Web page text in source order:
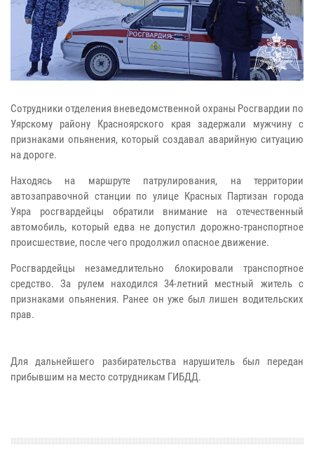
Сотрудники отделения вневедомственной охраны Росгвардии по
Уярскому району Красноярского края задержали мужчину с
признаками опьянения, который создавал аварийную ситуацию
на дороге.
Находясь на маршруте патрулирования, на территории
автозаправочной станции по улице Красных Партизан города
Уяра росгвардейцы обратили внимание на отечественный
автомобиль, который едва не допустил дорожно-транспортное
происшествие, после чего продолжил опасное движение.
Росгвардейцы незамедлительно блокировали транспортное
средство. За рулем находился 34-летний местный житель с
признаками опьянения. Ранее он уже был лишен водительских
прав.
Для дальнейшего разбирательства нарушитель был передан
прибывшим на место сотрудникам ГИБДД.